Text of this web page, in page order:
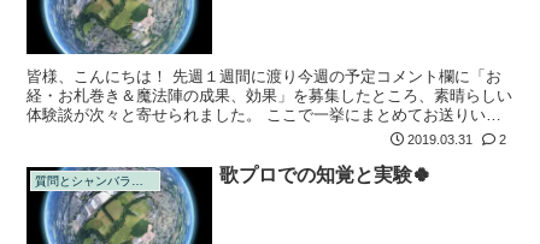
皆様、こんにちは！ 先週１週間に渡り今週の予定コメント欄に「お
経・お札巻き＆魔法陣の成果、効果」を募集したところ、素晴らしい
体験談が次々と寄せられました。 ここで一挙にまとめてお送りいた
します🎉 各人の成果と共に、自分が行う時の参考になるであろうコ
2019.03.31 2
歌プロでの知覚と実験🍀